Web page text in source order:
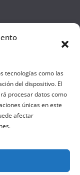
tecnologías como las
del dispositivo. El
procesar datos como
únicas en este
afectar